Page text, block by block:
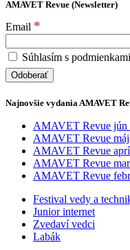
AMAVET Revue (Newsletter)
Email *
Súhlasím s
Najnovšie vydania AMAVET
AMAVET Revue jún
AMAVET Revue
AMAVET Revue
AMAVET Revue
AMAVET Revue
Festival vedy a
Junior internet
Zvedaví vedci
Labák